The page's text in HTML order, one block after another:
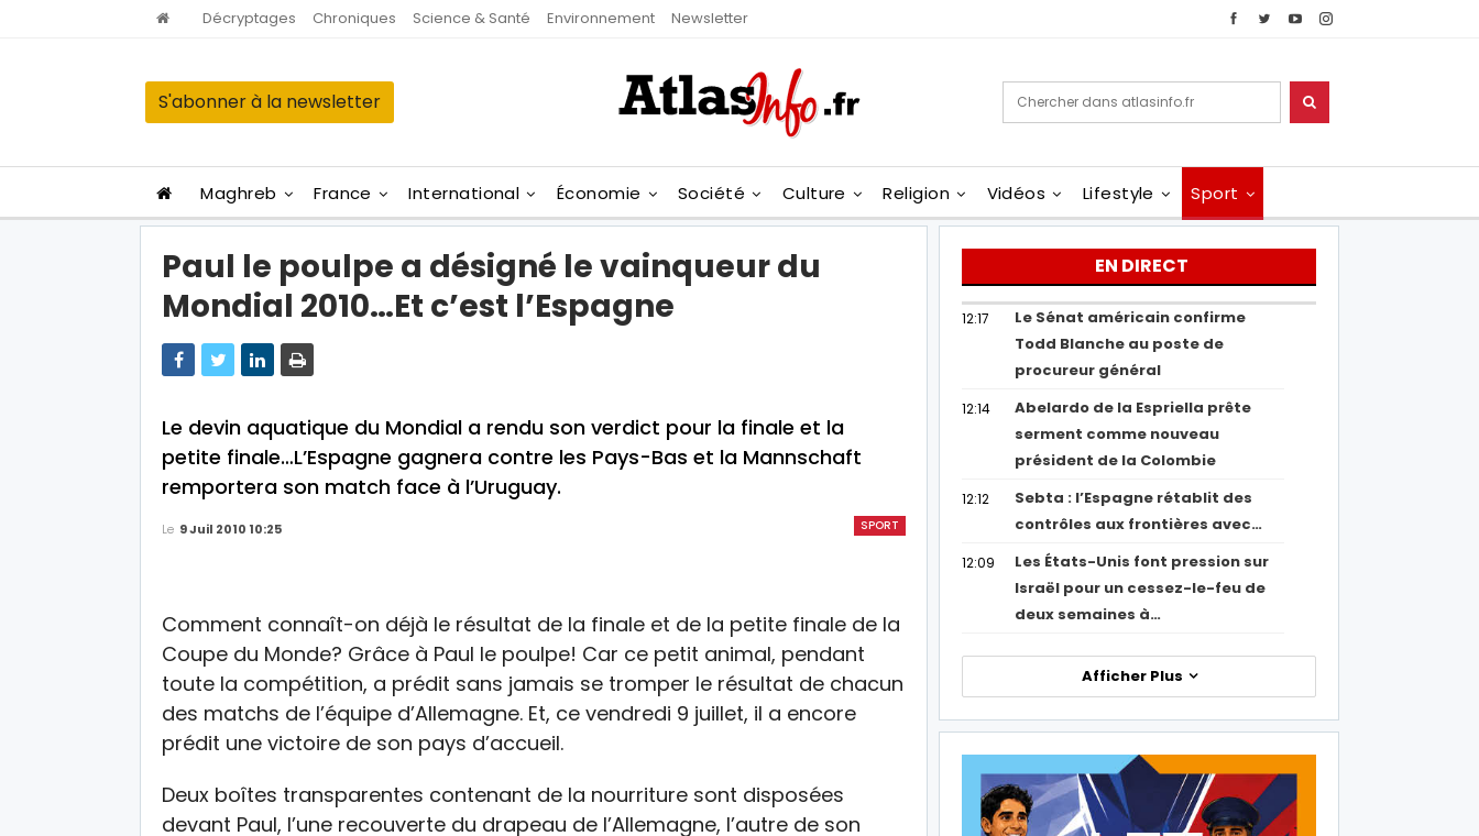
Décryptages Chroniques Science & Santé Environnement Newsletter
S'abonner à la newsletter
Maghreb France International Économie Société Culture Religion Vidéos Lifestyle Sport
Paul le poulpe a désigné le vainqueur du
Mondial 2010…Et c’est l’Espagne
Le devin aquatique du Mondial a rendu son verdict pour la finale et la
petite finale…L’Espagne gagnera contre les Pays-Bas et la Mannschaft
remportera son match face à l’Uruguay.
SPORT
Le 9 Juil 2010 10:25
Comment connaît-on déjà le résultat de la finale et de la petite finale de la
Coupe du Monde? Grâce à Paul le poulpe! Car ce petit animal, pendant
toute la compétition, a prédit sans jamais se tromper le résultat de chacun
des matchs de l’équipe d’Allemagne. Et, ce vendredi 9 juillet, il a encore
prédit une victoire de son pays d’accueil.
Deux boîtes transparentes contenant de la nourriture sont disposées
devant Paul, l’une recouverte du drapeau de l’Allemagne, l’autre de son
EN DIRECT
12:17
Le Sénat américain confirme
Todd Blanche au poste de
procureur général
12:14
Abelardo de la Espriella prête
serment comme nouveau
président de la Colombie
12:12
Sebta : l’Espagne rétablit des
contrôles aux frontières avec…
12:09
Les États-Unis font pression sur
Israël pour un cessez-le-feu de
deux semaines à…
Afficher Plus